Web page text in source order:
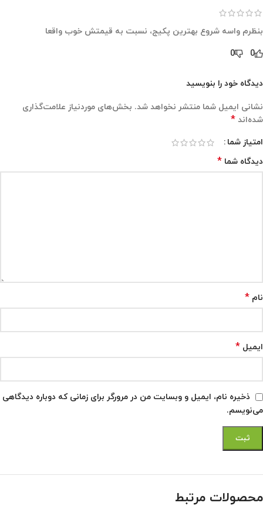
بنظرم واسه شروع بهترین پکیج، نسبت به قیمتش خوب واقعا
0
0
دیدگاه خود را بنویسید
نشانی ایمیل شما منتشر نخواهد شد. بخش‌های موردنیاز علامت‌گذاری
شده‌اند *
امتیاز شما
دیدگاه شما *
نام *
ایمیل *
ذخیره نام، ایمیل و وبسایت من در مرورگر برای زمانی که دوباره دیدگاهی
می‌نویسم.
محصولات مرتبط